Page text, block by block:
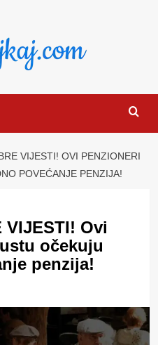
VIJESTI! OVI PENZIONERI
POVEĆANJE PENZIJA!
VIJESTI! Ovi
očekuju
penzija!